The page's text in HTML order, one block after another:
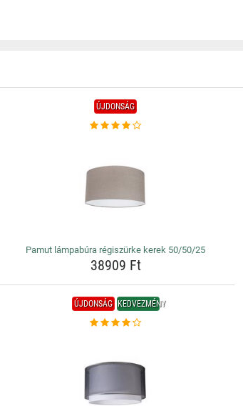
ÚJDONSÁG
Pamut lámpabúra régiszürke kerek 50/50/25
38909 Ft
ÚJDONSÁG KEDVEZMÉNY